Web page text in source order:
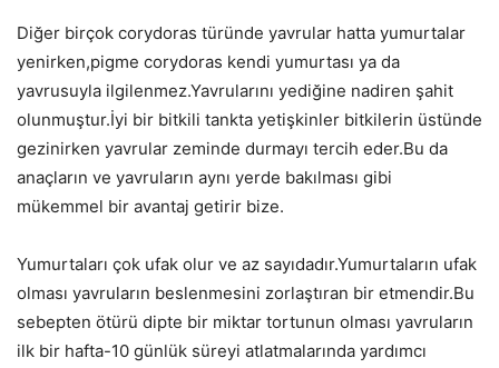
Diğer birçok corydoras türünde yavrular hatta yumurtalar
yenirken,pigme corydoras kendi yumurtası ya da
yavrusuyla ilgilenmez.Yavrularını yediğine nadiren şahit
olunmuştur.İyi bir bitkili tankta yetişkinler bitkilerin üstünde
gezinirken yavrular zeminde durmayı tercih eder.Bu da
anaçların ve yavruların aynı yerde bakılması gibi
mükemmel bir avantaj getirir bize.
Yumurtaları çok ufak olur ve az sayıdadır.Yumurtaların ufak
olması yavruların beslenmesini zorlaştıran bir etmendir.Bu
sebepten ötürü dipte bir miktar tortunun olması yavruların
ilk bir hafta-10 günlük süreyi atlatmalarında yardımcı